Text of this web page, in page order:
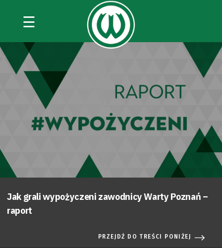
☰
Jak grali wypożyczeni zawodnicy Warty Poznań –
raport
PRZEJDŹ DO TREŚCI PONIŻEJ